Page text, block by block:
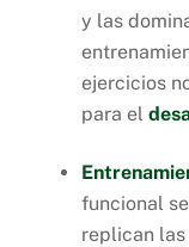
y las
ejercicios
para el
funcional
replican